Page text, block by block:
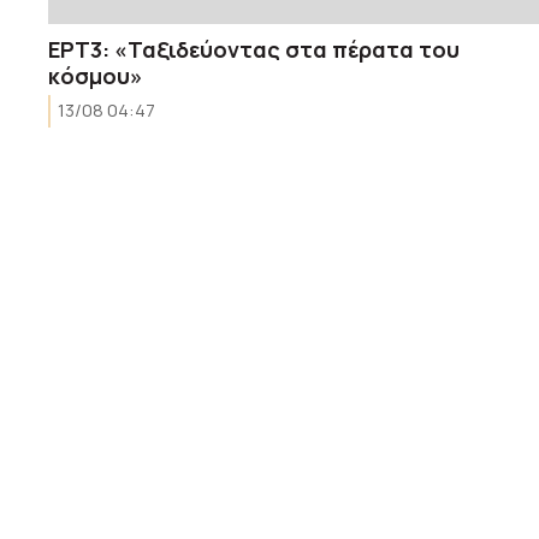
ΕΡΤ3: «Ταξιδεύοντας στα πέρατα του
κόσμου»
13/08 04:47